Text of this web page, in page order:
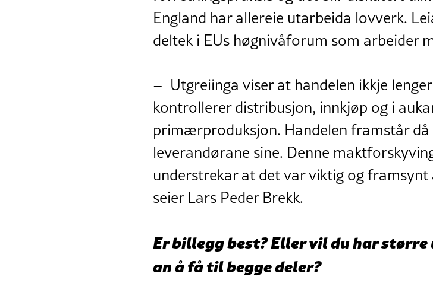
England har allereie utarbeida lovverk.
deltek i EUs høgnivåforum som arbeider
– Utgreiinga viser at handelen ikkje
kontrollerer distribusjon, innkjøp og i
primærproduksjon. Handelen framstår
leverandørane sine. Denne
understrekar at det var viktig og
seier Lars Peder Brekk.
Er billegg best? Eller vil du har
an å få til begge deler?